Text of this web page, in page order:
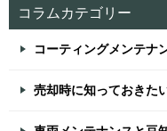
コラムカテゴリー
コーティングメンテナ
売却時に知っておきた